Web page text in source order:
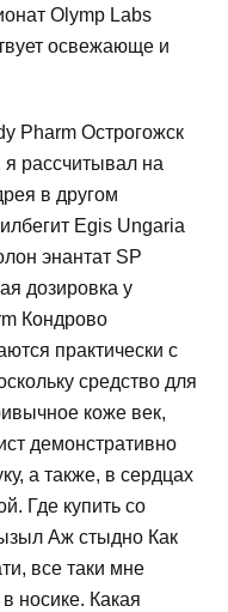
Olymp Labs
освежающе и
Pharm Острогожск
я рассчитывал на
в другом
Egis Ungaria
энантат SP
дозировка у
Кондрово
практически с
средство для
коже век,
демонстративно
а также, в сердцах
Где купить со
Аж стыдно Как
все таки мне
носике. Какая